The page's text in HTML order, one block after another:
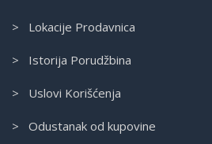
> Lokacije Prodavnica
> Istorija Porudžbina
> Uslovi Korišćenja
> Odustanak od kupovine